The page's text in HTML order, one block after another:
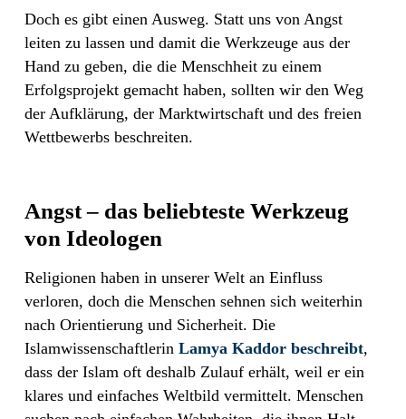
Doch es gibt einen Ausweg. Statt uns von Angst
leiten zu lassen und damit die Werkzeuge aus der
Hand zu geben, die die Menschheit zu einem
Erfolgsprojekt gemacht haben, sollten wir den Weg
der Aufklärung, der Marktwirtschaft und des freien
Wettbewerbs beschreiten.
Angst – das beliebteste Werkzeug
von Ideologen
Religionen haben in unserer Welt an Einfluss
verloren, doch die Menschen sehnen sich weiterhin
nach Orientierung und Sicherheit. Die
Islamwissenschaftlerin Lamya Kaddor beschreibt,
dass der Islam oft deshalb Zulauf erhält, weil er ein
klares und einfaches Weltbild vermittelt. Menschen